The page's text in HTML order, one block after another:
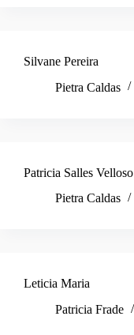
Silvane Pereira
Pietra Caldas
Patricia Salles Velloso
Pietra Caldas
Leticia Maria
Patricia Frade